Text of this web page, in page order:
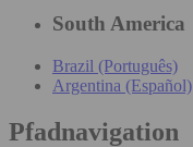
South America
Brazil (Português)
Argentina (Español)
Pfadnavigation